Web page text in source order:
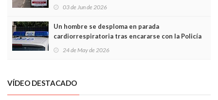
03 de Jun de 2026
Un hombre se desploma en parada
cardiorrespiratoria tras encararse con la Policía
Local en Luanco
24 de May de 2026
VÍDEO DESTACADO